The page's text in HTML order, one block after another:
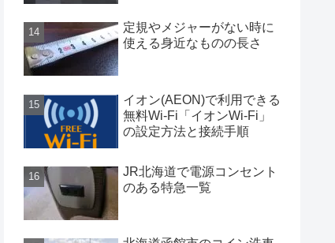
定規やメジャーがない時に
使える身近なものの長さ
イオン(AEON)で利用できる
無料Wi-Fi「イオンWi-Fi」
の設定方法と接続手順
JR北海道で電源コンセント
のある特急一覧